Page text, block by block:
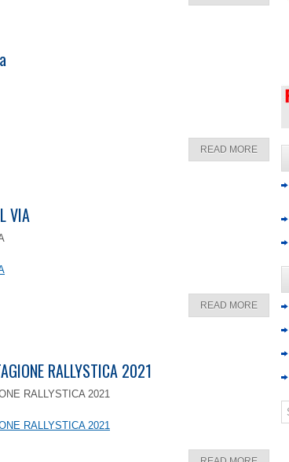
READ MORE
VIA
READ MORE
RALLYSTICA 2021
RALLYSTICA 2021
RALLYSTICA 2021